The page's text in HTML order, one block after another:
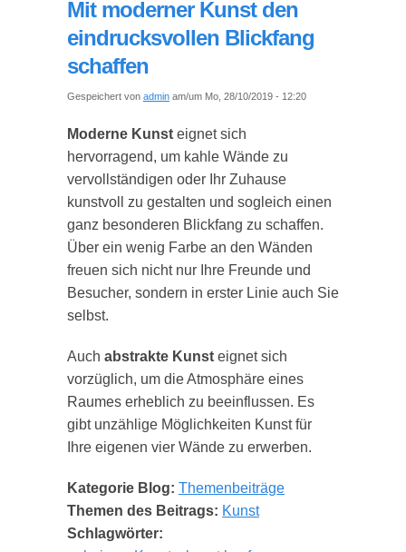
Mit moderner Kunst den
eindrucksvollen Blickfang
schaffen
Gespeichert von admin am/um Mo, 28/10/2019 - 12:20
Moderne Kunst eignet sich
hervorragend, um kahle Wände zu
vervollständigen oder Ihr Zuhause
kunstvoll zu gestalten und sogleich einen
ganz besonderen Blickfang zu schaffen.
Über ein wenig Farbe an den Wänden
freuen sich nicht nur Ihre Freunde und
Besucher, sondern in erster Linie auch Sie
selbst.
Auch abstrakte Kunst eignet sich
vorzüglich, um die Atmosphäre eines
Raumes erheblich zu beeinflussen. Es
gibt unzählige Möglichkeiten Kunst für
Ihre eigenen vier Wände zu erwerben.
Kategorie Blog: Themenbeiträge
Themen des Beitrags: Kunst
Schlagwörter: